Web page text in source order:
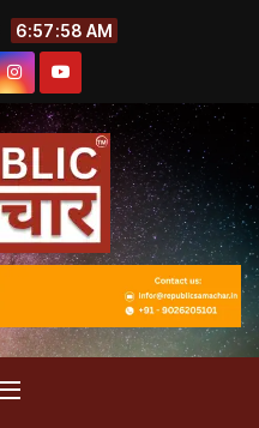
6:57:59 AM